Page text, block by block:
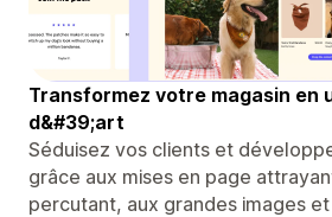
Transformez votre magasin en
d&#39;art
Séduisez vos clients et
grâce aux mises en page
percutant, aux grandes images